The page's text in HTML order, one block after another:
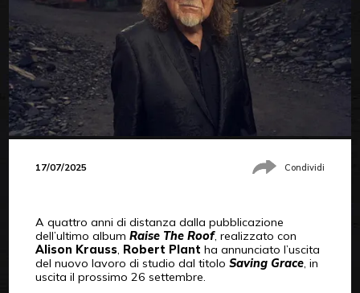
17/07/2025 Condividi
A quattro anni di distanza dalla pubblicazione
dell’ultimo album Raise The Roof, realizzato con
Alison Krauss, Robert Plant ha annunciato l’uscita
del nuovo lavoro di studio dal titolo Saving Grace, in
uscita il prossimo 26 settembre.